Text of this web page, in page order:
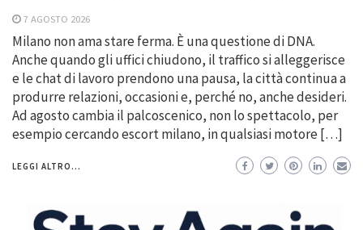
7 AGOSTO 2026
Milano non ama stare ferma. È una questione di DNA.
Anche quando gli uffici chiudono, il traffico si alleggerisce
e le chat di lavoro prendono una pausa, la città continua a
produrre relazioni, occasioni e, perché no, anche desideri.
Ad agosto cambia il palcoscenico, non lo spettacolo, per
esempio cercando escort milano, in qualsiasi motore […]
LEGGI ALTRO...